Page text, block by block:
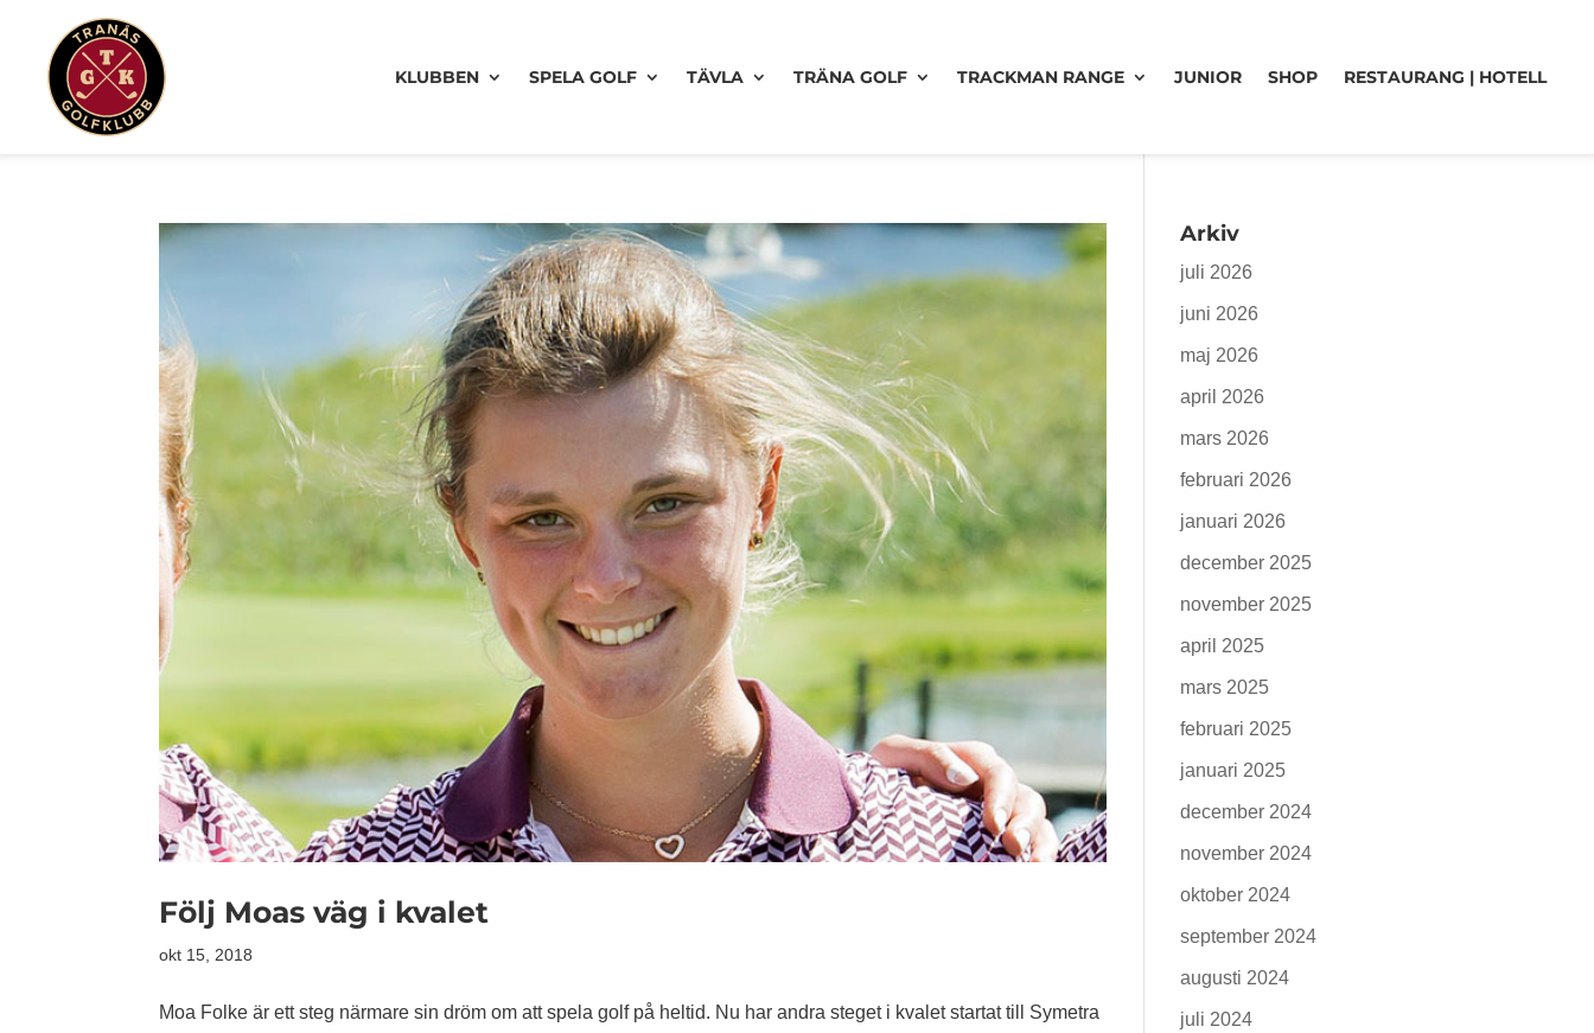
KLUBBEN SPELA GOLF TÄVLA TRÄNA GOLF TRACKMAN RANGE JUNIOR SHOP RESTAURANG | HOTELL
Följ Moas väg i kvalet
okt 15, 2018
Moa Folke är ett steg närmare sin dröm om att spela golf på heltid. Nu har andra steget i kvalet startat till Symetra
Arkiv
juli 2026
juni 2026
maj 2026
april 2026
mars 2026
februari 2026
januari 2026
december 2025
november 2025
april 2025
mars 2025
februari 2025
januari 2025
december 2024
november 2024
oktober 2024
september 2024
augusti 2024
juli 2024